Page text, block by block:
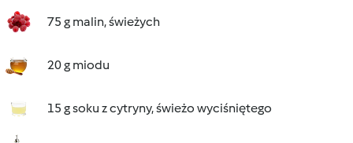
75 g malin, świeżych
20 g miodu
15 g soku z cytryny, świeżo wyciśniętego